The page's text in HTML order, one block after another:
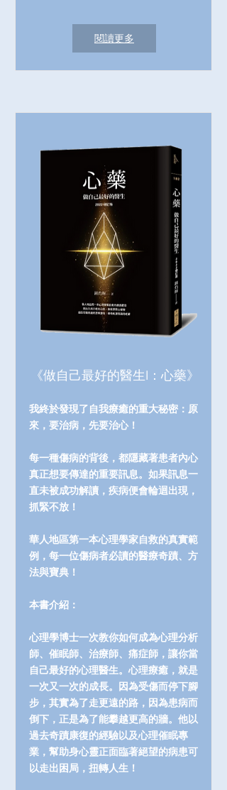
閱讀更多
《做自己最好的醫生I：心藥》
我終於發現了自我療癒的重大秘密：原
來，要治病，先要治心！
每一種傷病的背後，都隱藏著患者內心
真正想要傳達的重要訊息。如果訊息一
直未被成功解讀，疾病便會輪迴出現，
抓緊不放！
華人地區第一本心理學家自救的真實範
例，每一位傷病者必讀的醫療奇蹟、方
法與寶典！
本書介紹：
心理學博士一次教你如何成為心理分析
師、催眠師、治療師、痛症師，讓你當
自己最好的心理醫生。心理療癒，就是
一次又一次的成長。因為受傷而停下腳
步，其實為了走更遠的路，因為患病而
倒下，正是為了能攀越更高的牆。他以
過去奇蹟康復的經驗以及心理催眠專
業，幫助身心靈正面臨著絕望的病患可
以走出困局，扭轉人生！